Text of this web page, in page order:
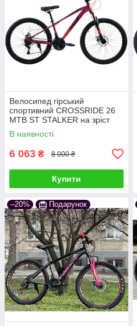
Велосипед гірський
спортивний CROSSRIDE 26
MTB ST STALKER на зріст
130-145 см фіолетовий
В наявності
6 063 ₴ 8 000 ₴
Купити
–20% Подарунок